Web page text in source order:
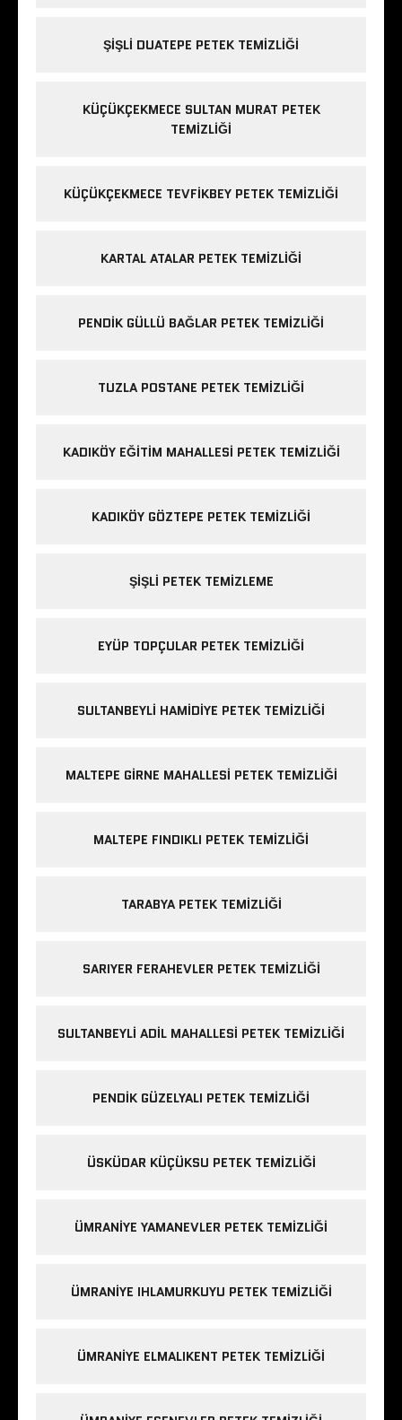
ŞIŞLI DUATEPE PETEK TEMIZLIĞI
KÜÇÜKÇEKMECE SULTAN MURAT PETEK
TEMIZLIĞI
KÜÇÜKÇEKMECE TEVFIKBEY PETEK TEMIZLIĞI
KARTAL ATALAR PETEK TEMIZLIĞI
PENDIK GÜLLÜ BAĞLAR PETEK TEMIZLIĞI
TUZLA POSTANE PETEK TEMIZLIĞI
KADIKÖY EĞITIM MAHALLESI PETEK TEMIZLIĞI
KADIKÖY GÖZTEPE PETEK TEMIZLIĞI
ŞIŞLI PETEK TEMIZLEME
EYÜP TOPÇULAR PETEK TEMIZLIĞI
SULTANBEYLI HAMIDIYE PETEK TEMIZLIĞI
MALTEPE GIRNE MAHALLESI PETEK TEMIZLIĞI
MALTEPE FINDIKLI PETEK TEMIZLIĞI
TARABYA PETEK TEMIZLIĞI
SARIYER FERAHEVLER PETEK TEMIZLIĞI
SULTANBEYLI ADIL MAHALLESI PETEK TEMIZLIĞI
PENDIK GÜZELYALI PETEK TEMIZLIĞI
ÜSKÜDAR KÜÇÜKSU PETEK TEMIZLIĞI
ÜMRANIYE YAMANEVLER PETEK TEMIZLIĞI
ÜMRANIYE IHLAMURKUYU PETEK TEMIZLIĞI
ÜMRANIYE ELMALIKENT PETEK TEMIZLIĞI